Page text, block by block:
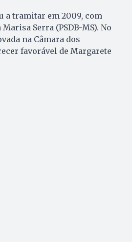
a tramitar em 2009, com
Serra (PSDB-MS). No
na Câmara dos
favorável de Margarete